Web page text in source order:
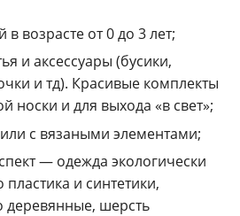
в возрасте от 0 до 3 лет;
и аксессуары (бусики,
и тд). Красивые комплекты
носки и для выхода «в свет»;
с вязаными элементами;
— одежда экологически
пластика и синтетики,
деревянные, шерсть